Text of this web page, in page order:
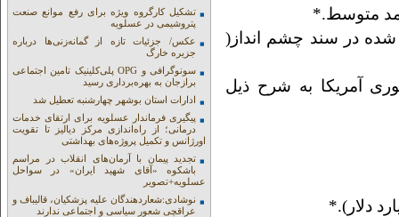
شده در سند چشم انداز(
آمریکا به شرح ذیل
تشکیل کارگروه ویژه برای رفع موانع صنعت
پتروشیمی در عسلویه
عکس/ جزئیات تازه از گمانه‌زنی‌ها درباره
جزیره خارگ
سونوگرافی و OPG پلی‌کلینیک تامین اجتماعی
برازجان به بهره‌برداری رسید
ادارات استان بوشهر چهارشنبه تعطیل شد
پیگیری فرماندار عسلویه برای ارتقای خدمات
درمانی؛ از راه‌اندازی مرکز دیالیز تا تقویت
اورژانس و تکمیل پروژه‌های بهداشتی
تجدید پیمان با آرمان‌های انقلاب در مراسم
باشکوه «آقای شهید ایران» در سواحل
عسلویه+تصویر
نوشادی:شعاردهندگان علیه پزشکیان، قالیباف و
عراقچی شعور سیاسی و اجتماعی ندارند